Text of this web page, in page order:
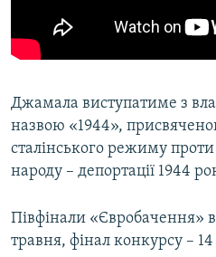
Джамала виступатиме з
назвою «1944»,
сталінського режиму
народу – депортації 1944
Півфінали «Євробачення»
травня, фінал конкурсу –